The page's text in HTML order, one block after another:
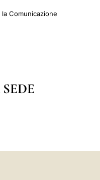
Comunicazione